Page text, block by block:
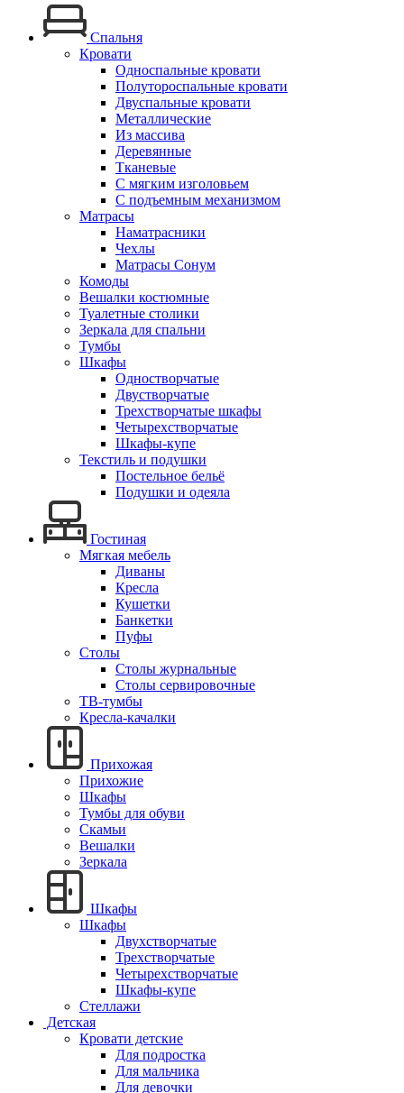
Спальня
Кровати
Односпальные кровати
Полутороспальные кровати
Двуспальные кровати
Металлические
Из массива
Деревянные
Тканевые
С мягким изголовьем
С подъемным механизмом
Матрасы
Наматрасники
Чехлы
Матрасы Сонум
Комоды
Вешалки костюмные
Туалетные столики
Зеркала для спальни
Тумбы
Шкафы
Одностворчатые
Двустворчатые
Трехстворчатые шкафы
Четырехстворчатые
Шкафы-купе
Текстиль и подушки
Постельное бельё
Подушки и одеяла
Гостиная
Мягкая мебель
Диваны
Кресла
Кушетки
Банкетки
Пуфы
Столы
Столы журнальные
Столы сервировочные
ТВ-тумбы
Кресла-качалки
Прихожая
Прихожие
Шкафы
Тумбы для обуви
Скамьи
Вешалки
Зеркала
Шкафы
Шкафы
Двухстворчатые
Трехстворчатые
Четырехстворчатые
Шкафы-купе
Стеллажи
Детская
Кровати детские
Для подростка
Для мальчика
Для девочки